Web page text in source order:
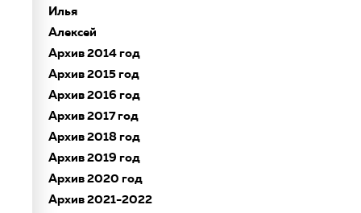
Илья
Алексей
Архив 2014 год
Архив 2015 год
Архив 2016 год
Архив 2017 год
Архив 2018 год
Архив 2019 год
Архив 2020 год
Архив 2021-2022